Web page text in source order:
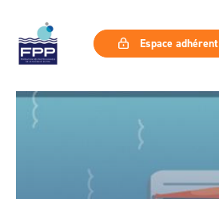
Espace adhérent